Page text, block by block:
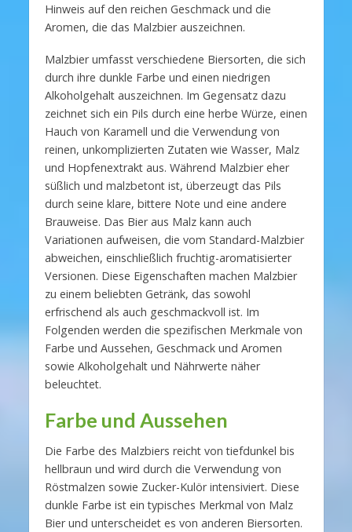
Hinweis auf den reichen Geschmack und die
Aromen, die das Malzbier auszeichnen.
Malzbier umfasst verschiedene Biersorten, die sich
durch ihre dunkle Farbe und einen niedrigen
Alkoholgehalt auszeichnen. Im Gegensatz dazu
zeichnet sich ein Pils durch eine herbe Würze, einen
Hauch von Karamell und die Verwendung von
reinen, unkomplizierten Zutaten wie Wasser, Malz
und Hopfenextrakt aus. Während Malzbier eher
süßlich und malzbetont ist, überzeugt das Pils
durch seine klare, bittere Note und eine andere
Brauweise. Das Bier aus Malz kann auch
Variationen aufweisen, die vom Standard-Malzbier
abweichen, einschließlich fruchtig-aromatisierter
Versionen. Diese Eigenschaften machen Malzbier
zu einem beliebten Getränk, das sowohl
erfrischend als auch geschmackvoll ist. Im
Folgenden werden die spezifischen Merkmale von
Farbe und Aussehen, Geschmack und Aromen
sowie Alkoholgehalt und Nährwerte näher
beleuchtet.
Farbe und Aussehen
Die Farbe des Malzbiers reicht von tiefdunkel bis
hellbraun und wird durch die Verwendung von
Röstmalzen sowie Zucker-Kulör intensiviert. Diese
dunkle Farbe ist ein typisches Merkmal von Malz
Bier und unterscheidet es von anderen Biersorten.